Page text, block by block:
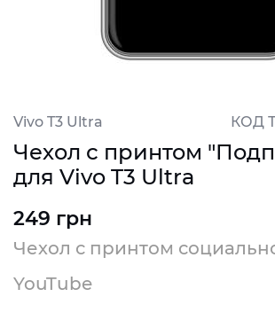
Vivo T3 Ultra КОД
Чехол с принтом
для Vivo T3 Ultra
249 грн
Чехол с принтом
YouTube